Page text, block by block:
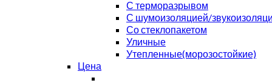
С терморазрывом
С шумоизоляцией/
Со стеклопакетом
Уличные
Утепленные(морозостойкие)
Цена